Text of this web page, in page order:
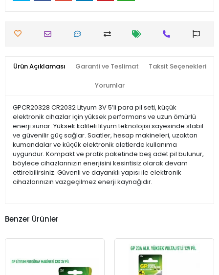
Ürün Açıklaması Garanti ve Teslimat Taksit Seçenekleri
Yorumlar
GPCR20328 CR2032 Lityum 3V 5’li para pil seti, küçük
elektronik cihazlar için yüksek performans ve uzun ömürlü
enerji sunar. Yüksek kaliteli lityum teknolojisi sayesinde stabil
ve güvenilir güç sağlar. Saatler, hesap makineleri, uzaktan
kumandalar ve küçük elektronik aletlerde kullanıma
uygundur. Kompakt ve pratik paketinde beş adet pil bulunur,
böylece cihazlarınızın enerjisini kesintisiz olarak devam
ettirebilirsiniz. Güvenli ve dayanıklı yapısı ile elektronik
cihazlarınızın vazgeçilmez enerji kaynağıdır.
Benzer Ürünler